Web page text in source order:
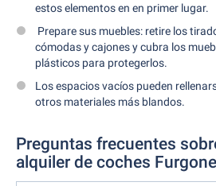
estos elementos en en primer lugar.
Prepare sus muebles: retire los
cómodas y cajones y cubra los
plásticos para protegerlos.
Los espacios vacíos pueden
otros materiales más blandos.
Preguntas frecuentes
alquiler de coches